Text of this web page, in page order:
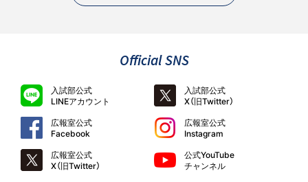
Official SNS
入試部公式
LINEアカウント
入試部公式
X（旧Twitter）
広報室公式
Facebook
広報室公式
Instagram
広報室公式
X（旧Twitter）
公式YouTube
チャンネル